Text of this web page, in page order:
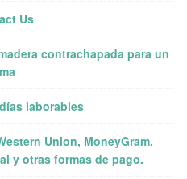
Us
contrachapada para un
laborables
Union, MoneyGram,
y otras formas de pago.